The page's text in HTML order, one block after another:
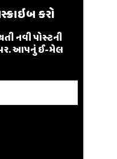
કરો
નવી પોસ્ટની
આપનું ઈ-મેલ